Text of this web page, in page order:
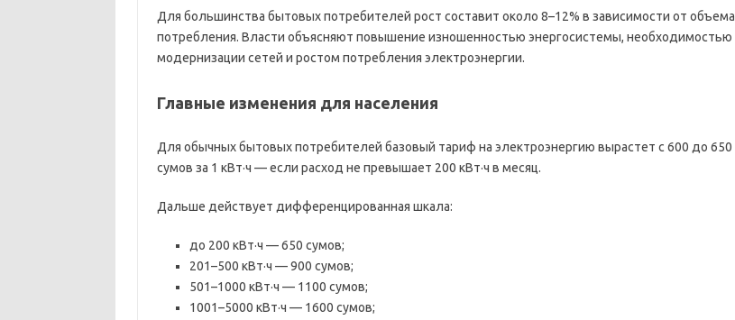
Для большинства бытовых потребителей рост составит около 8–12% в зависимости от объема
потребления. Власти объясняют повышение изношенностью энергосистемы, необходимостью
модернизации сетей и ростом потребления электроэнергии.
Главные изменения для населения
Для обычных бытовых потребителей базовый тариф на электроэнергию вырастет с 600 до 650
сумов за 1 кВт·ч — если расход не превышает 200 кВт·ч в месяц.
Дальше действует дифференцированная шкала:
до 200 кВт·ч — 650 сумов;
201–500 кВт·ч — 900 сумов;
501–1000 кВт·ч — 1100 сумов;
1001–5000 кВт·ч — 1600 сумов;